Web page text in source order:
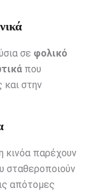
σε φολικό
που
και στην
κινόα παρέχουν
σταθεροποιούν
απότομες